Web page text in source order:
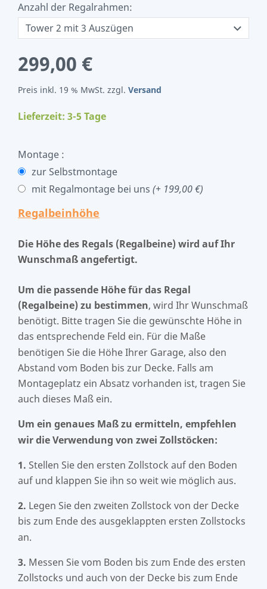
Anzahl der Regalrahmen:
299,00 €
Preis inkl. 19 % MwSt. zzgl. Versand
Lieferzeit: 3-5 Tage
Montage :
zur Selbstmontage
mit Regalmontage bei uns (+ 199,00 €)
Regalbeinhöhe
Die Höhe des Regals (Regalbeine) wird auf Ihr
Wunschmaß angefertigt.
Um die passende Höhe für das Regal
(Regalbeine) zu bestimmen, wird Ihr Wunschmaß
benötigt. Bitte tragen Sie die gewünschte Höhe in
das entsprechende Feld ein. Für die Maße
benötigen Sie die Höhe Ihrer Garage, also den
Abstand vom Boden bis zur Decke. Falls am
Montageplatz ein Absatz vorhanden ist, tragen Sie
auch dieses Maß ein.
Um ein genaues Maß zu ermitteln, empfehlen
wir die Verwendung von zwei Zollstöcken:
1. Stellen Sie den ersten Zollstock auf den Boden
auf und klappen Sie ihn so weit wie möglich aus.
2. Legen Sie den zweiten Zollstock von der Decke
bis zum Ende des ausgeklappten ersten Zollstocks
an.
3. Messen Sie vom Boden bis zum Ende des ersten
Zollstocks und auch von der Decke bis zum Ende